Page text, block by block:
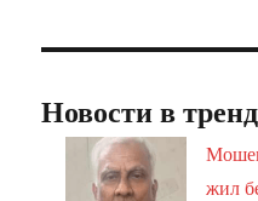
Новости в
жил